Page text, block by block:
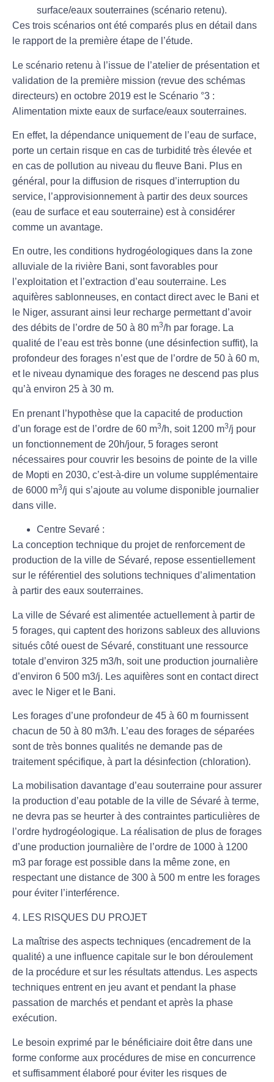
surface/eaux souterraines (scénario retenu).
Ces trois scénarios ont été comparés plus en détail dans
le rapport de la première étape de l’étude.
Le scénario retenu à l’issue de l’atelier de présentation et
validation de la première mission (revue des schémas
directeurs) en octobre 2019 est le Scénario °3 :
Alimentation mixte eaux de surface/eaux souterraines.
En effet, la dépendance uniquement de l’eau de surface,
porte un certain risque en cas de turbidité très élevée et
en cas de pollution au niveau du fleuve Bani. Plus en
général, pour la diffusion de risques d’interruption du
service, l’approvisionnement à partir des deux sources
(eau de surface et eau souterraine) est à considérer
comme un avantage.
En outre, les conditions hydrogéologiques dans la zone
alluviale de la rivière Bani, sont favorables pour
l’exploitation et l’extraction d’eau souterraine. Les
aquifères sablonneuses, en contact direct avec le Bani et
le Niger, assurant ainsi leur recharge permettant d’avoir
des débits de l’ordre de 50 à 80 m3/h par forage. La
qualité de l’eau est très bonne (une désinfection suffit), la
profondeur des forages n’est que de l’ordre de 50 à 60 m,
et le niveau dynamique des forages ne descend pas plus
qu’à environ 25 à 30 m.
En prenant l’hypothèse que la capacité de production
d’un forage est de l’ordre de 60 m3/h, soit 1200 m3/j pour
un fonctionnement de 20h/jour, 5 forages seront
nécessaires pour couvrir les besoins de pointe de la ville
de Mopti en 2030, c’est-à-dire un volume supplémentaire
de 6000 m3/j qui s’ajoute au volume disponible journalier
dans ville.
Centre Sevaré :
La conception technique du projet de renforcement de
production de la ville de Sévaré, repose essentiellement
sur le référentiel des solutions techniques d’alimentation
à partir des eaux souterraines.
La ville de Sévaré est alimentée actuellement à partir de
5 forages, qui captent des horizons sableux des alluvions
situés côté ouest de Sévaré, constituant une ressource
totale d’environ 325 m3/h, soit une production journalière
d’environ 6 500 m3/j. Les aquifères sont en contact direct
avec le Niger et le Bani.
Les forages d’une profondeur de 45 à 60 m fournissent
chacun de 50 à 80 m3/h. L’eau des forages de séparées
sont de très bonnes qualités ne demande pas de
traitement spécifique, à part la désinfection (chloration).
La mobilisation davantage d’eau souterraine pour assurer
la production d’eau potable de la ville de Sévaré à terme,
ne devra pas se heurter à des contraintes particulières de
l’ordre hydrogéologique. La réalisation de plus de forages
d’une production journalière de l’ordre de 1000 à 1200
m3 par forage est possible dans la même zone, en
respectant une distance de 300 à 500 m entre les forages
pour éviter l’interférence.
4. LES RISQUES DU PROJET
La maîtrise des aspects techniques (encadrement de la
qualité) a une influence capitale sur le bon déroulement
de la procédure et sur les résultats attendus. Les aspects
techniques entrent en jeu avant et pendant la phase
passation de marchés et pendant et après la phase
exécution.
Le besoin exprimé par le bénéficiaire doit être dans une
forme conforme aux procédures de mise en concurrence
et suffisamment élaboré pour éviter les risques de